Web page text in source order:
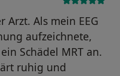
Als mein EEG
aufzeichnete,
Schädel MRT an.
ruhig und